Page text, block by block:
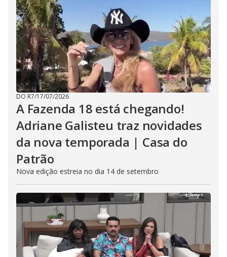
DO R7/17/07/2026
A Fazenda 18 está chegando!
Adriane Galisteu traz novidades
da nova temporada | Casa do
Patrão
Nova edição estreia no dia 14 de setembro